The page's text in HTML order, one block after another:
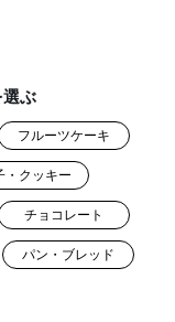
ぶ
フルーツケーキ
・クッキー
チョコレート
パン・ブレッド